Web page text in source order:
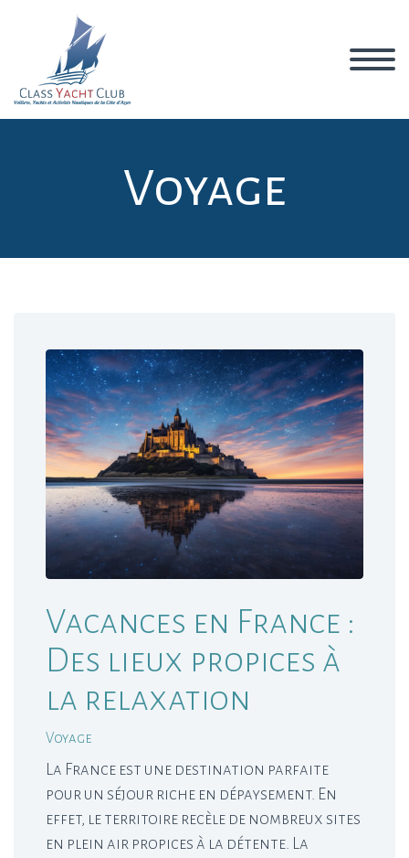
Voyage
Vacances en France :
Des lieux propices à
la relaxation
Voyage
La France est une destination parfaite
pour un séjour riche en dépaysement. En
effet, le territoire recèle de nombreux sites
en plein air propices à la détente. La